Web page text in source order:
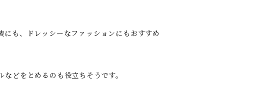
も、ドレッシーなファッションにもおすすめ
どをとめるのも役立ちそうです。